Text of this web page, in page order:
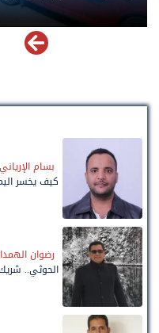
بسام الإرياني
كيف يخسر
رضوان
الحوثي..